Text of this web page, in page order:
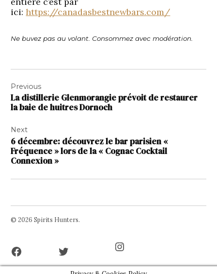
ici:https://canadasbestnewbars.com/
Ne buvez pas au volant. Consommez avec modération.
de
l’article
Previous
La distillerie Glenmorangie prévoit de restaurer
la baie de huitres Dornoch
Next
6 décembre: découvrez le bar parisien «
Fréquence » lors de la « Cognac Cocktail
Connexion »
© 2026 Spirits Hunters.